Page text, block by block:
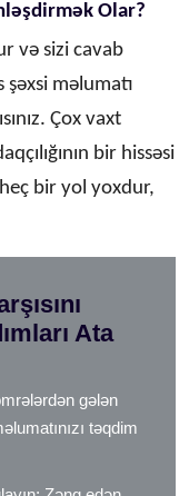
Olar?
və sizi cavab
məlumatı
Çox vaxt
bir hissəsi
bir yol yoxdur,
Ata
gələn
təqdim